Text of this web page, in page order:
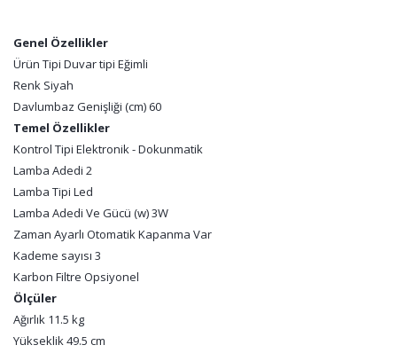
Genel Özellikler
Ürün Tipi Duvar tipi Eğimli
Renk Siyah
Davlumbaz Genişliği (cm) 60
Temel Özellikler
Kontrol Tipi Elektronik - Dokunmatik
Lamba Adedi 2
Lamba Tipi Led
Lamba Adedi Ve Gücü (w) 3W
Zaman Ayarlı Otomatik Kapanma Var
Kademe sayısı 3
Karbon Filtre Opsiyonel
Ölçüler
Ağırlık 11.5 kg
Yükseklik 49.5 cm